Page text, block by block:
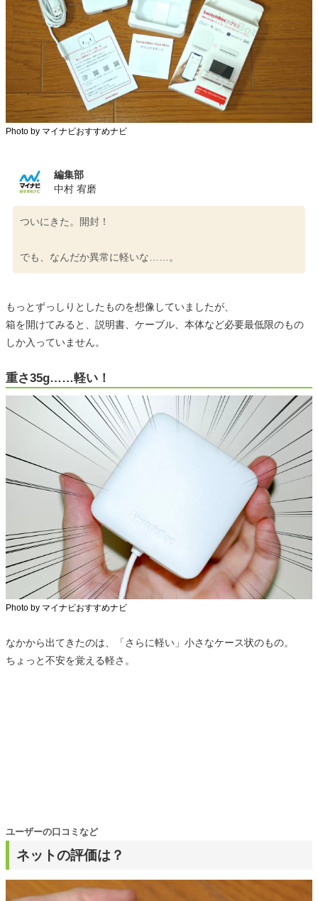
Photo by マイナビおすすめナビ
編集部
中村 宥磨
ついにきた。開封！
でも、なんだか異常に軽いな……。
もっとずっしりとしたものを想像していましたが、
箱を開けてみると、説明書、ケーブル、本体など必要最低限のもの
しか入っていません。
重さ35g……軽い！
Photo by マイナビおすすめナビ
なかから出てきたのは、「さらに軽い」小さなケース状のもの。
ちょっと不安を覚える軽さ。
ネットの評価は？
ユーザーの口コミなど